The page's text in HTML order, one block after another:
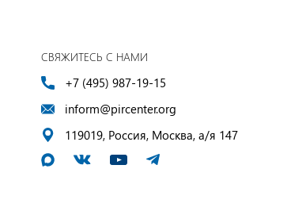
СВЯЖИТЕСЬ С НАМИ
+7 (495) 987-19-15
inform@pircenter.org
119019, Россия, Москва, а/я 147